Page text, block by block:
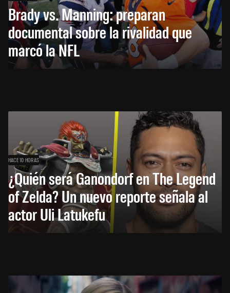
Brady vs. Manning: preparan
documental sobre la rivalidad que
marcó la NFL
HACE 10 HORAS
¿Quién será Ganondorf en The Legend
of Zelda? Un nuevo reporte señala al
actor Uli Latukefu